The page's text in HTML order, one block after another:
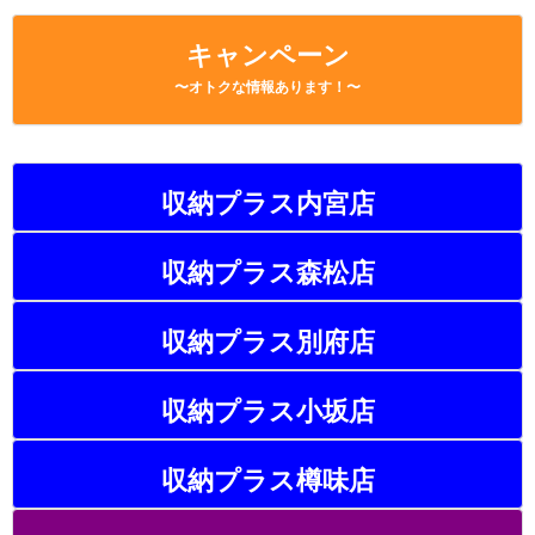
キャンペーン
〜オトクな情報あります！〜
収納プラス内宮店
収納プラス森松店
収納プラス別府店
収納プラス小坂店
収納プラス樽味店